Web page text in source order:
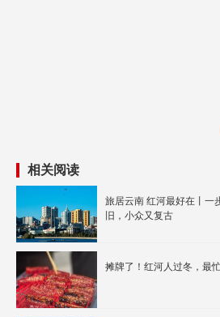
相关阅读
旅居云南 红河最好在丨一
旧，小众又复古
摊牌了！红河人过冬，